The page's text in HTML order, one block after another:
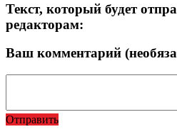
Текст, который будет
редакторам:
Ваш комментарий
Отправить